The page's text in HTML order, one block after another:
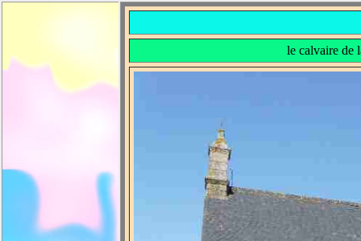
le calvaire de